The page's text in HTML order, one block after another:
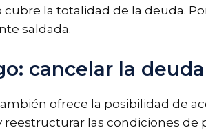
la totalidad de la deuda.
saldada.
cancelar la
ofrece la posibilidad de
las condiciones de